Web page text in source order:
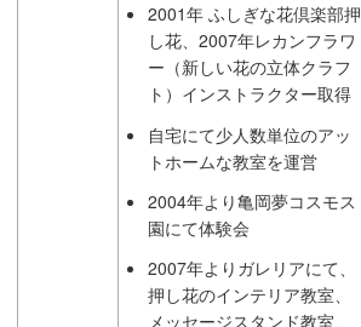
2001年 ふしぎな花倶楽部押
し花、2007年レカンフラワ
ー（新しい花の立体クラフ
ト）インストラクター取得
自宅にて少人数単位のアッ
トホームな教室を運営
2004年より亀岡夢コスモス
園にて体験会
2007年よりガレリアにて、
押し花のインテリア教室、
メッセージスタンド教室、